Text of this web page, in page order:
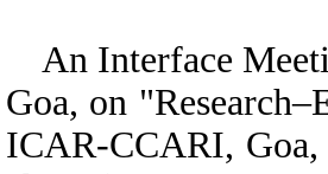
An Interface
Goa, on
ICAR-CCARI,